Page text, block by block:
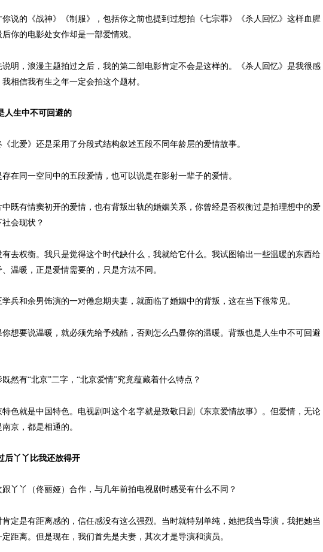
的《战神》《制服》，包括你之前也提到过想拍《七宗罪》《杀人回忆》这样血腥
你的电影处女作却是一部爱情戏。
，浪漫主题拍过之后，我的第二部电影肯定不会是这样的。《杀人回忆》是我很感
相信我有生之年一定会拍这个题材。
生中不可回避的
北爱》还是采用了分段式结构叙述五段不同年龄层的爱情故事。
同一空间中的五段爱情，也可以说是在影射一辈子的爱情。
既有情窦初开的爱情，也有背叛出轨的婚姻关系，你曾经是否权衡过是拍理想中的爱
会现状？
权衡。我只是觉得这个时代缺什么，我就给它什么。我试图输出一些温暖的东西给
温暖，正是爱情需要的，只是方法不同。
兵和余男饰演的一对倦怠期夫妻，就面临了婚姻中的背叛，这在当下很常见。
要说温暖，就必须先给予残酷，否则怎么凸显你的温暖。背叛也是人生中不可回避
然有“北京”二字，“北京爱情”究竟蕴藏着什么特点？
就是中国特色。电视剧叫这个名字就是致敬日剧《东京爱情故事》。但爱情，无论
京，都是相通的。
丫丫比我还放得开
丫丫（佟丽娅）合作，与几年前拍电视剧时感受有什么不同？
是有距离感的，信任感没有这么强烈。当时就特别单纯，她把我当导演，我把她当
距离。但是现在，我们首先是夫妻，其次才是导演和演员。